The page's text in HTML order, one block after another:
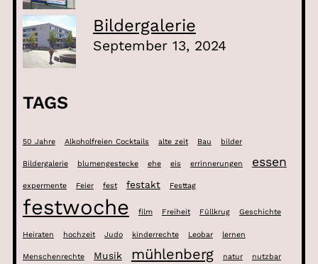
Bildergalerie
September 13, 2024
TAGS
50 Jahre Alkoholfreien Cocktails alte zeit Bau bilder
Bildergalerie blumengestecke ehe eis errinnerungen essen
expermente Feier fest festakt Festtag
festwoche film Freiheit Füllkrug Geschichte
Heiraten hochzeit Judo kinderrechte Leobar lernen
Menschenrechte Musik mühlenberg natur nutzbar